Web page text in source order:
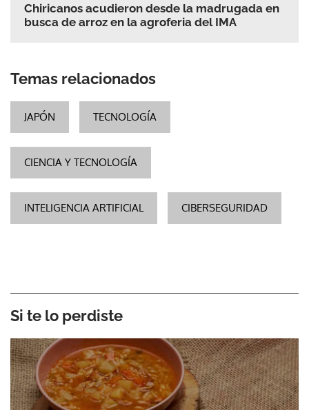
Chiricanos acudieron desde la madrugada en
busca de arroz en la agroferia del IMA
Temas relacionados
JAPÓN TECNOLOGÍA
CIENCIA Y TECNOLOGÍA
INTELIGENCIA ARTIFICIAL CIBERSEGURIDAD
Si te lo perdiste